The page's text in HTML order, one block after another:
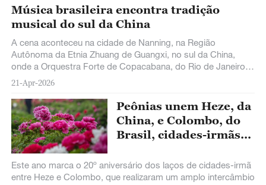
Música brasileira encontra tradição
musical do sul da China
A cena aconteceu na cidade de Nanning, na Região
Autônoma da Etnia Zhuang de Guangxi, no sul da China,
onde a Orquestra Forte de Copacabana, do Rio de Janeiro,
Brasil, participou recentemente de uma programação de
intercâmbio cultural durante o Festival Sanyuesan,
celebração tradicional de caráter étnico e regional, marcada
por cantos e encontros comunitários.
21-Apr-2026
Peônias unem Heze, da
China, e Colombo, do
Brasil, cidades-irmãs
Este ano marca o 20º aniversário dos laços de cidades-irmã
entre Heze e Colombo, que realizaram um amplo intercâmbio